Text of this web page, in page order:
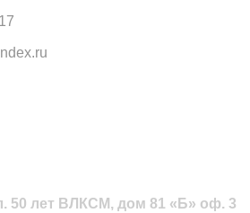
50 лет ВЛКСМ, дом 81 «Б» оф. 3